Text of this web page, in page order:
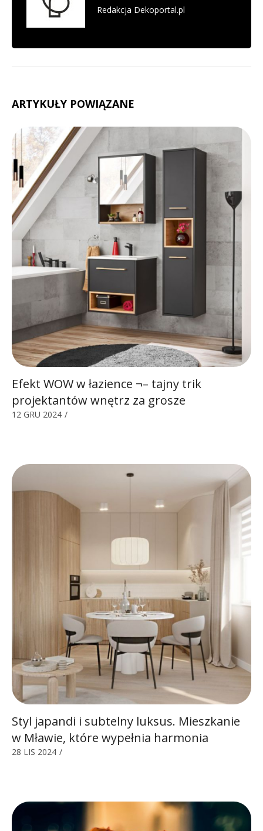
Redakcja Dekoportal.pl
ARTYKUŁY POWIĄZANE
Efekt WOW w łazience ¬– tajny trik
projektantów wnętrz za grosze
12 GRU 2024 /
Styl japandi i subtelny luksus. Mieszkanie
w Mławie, które wypełnia harmonia
28 LIS 2024 /